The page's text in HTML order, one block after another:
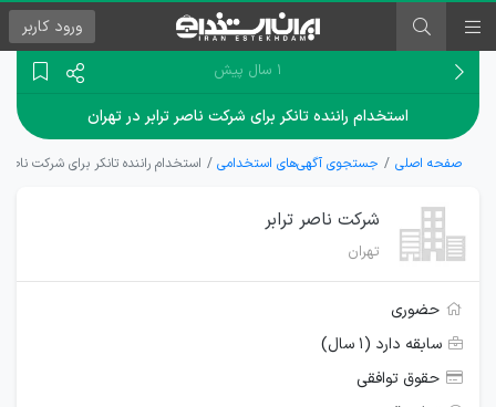
ورود کاربر
۱ سال پیش
استخدام راننده تانکر برای شرکت ناصر ترابر در تهران
صفحه اصلی جستجوی آگهی‌های استخدامی استخدام راننده تانکر برای شرکت ناصر
شرکت ناصر ترابر
تهران
حضوری
سابقه دارد (۱ سال)
حقوق توافقی